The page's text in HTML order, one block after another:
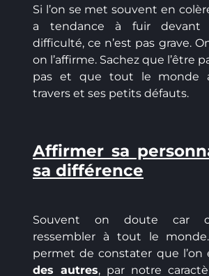
Si l’on se met souvent en
a tendance à fuir devant
difficulté, ce n’est pas grave.
on l’affirme. Sachez que l’être
pas et que tout le monde
travers et ses petits défauts.
Affirmer sa
sa différence
Souvent on doute car
ressembler à tout le
permet de constater que l’on
des autres, par notre